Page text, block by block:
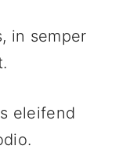
in semper
eleifend